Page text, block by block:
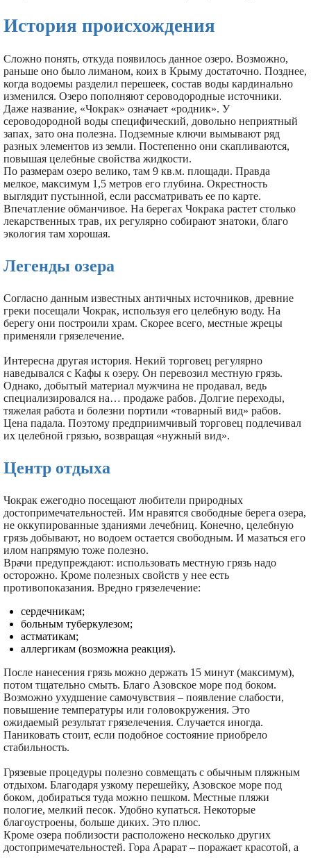
История происхождения
Сложно понять, откуда появилось данное озеро. Возможно,
раньше оно было лиманом, коих в Крыму достаточно. Позднее,
когда водоемы разделил перешеек, состав воды кардинально
изменился. Озеро пополняют сероводородные источники.
Даже название, «Чокрак» означает «родник». У
сероводородной воды специфический, довольно неприятный
запах, зато она полезна. Подземные ключи вымывают ряд
разных элементов из земли. Постепенно они скапливаются,
повышая целебные свойства жидкости.
По размерам озеро велико, там 9 кв.м. площади. Правда
мелкое, максимум 1,5 метров его глубина. Окрестность
выглядит пустынной, если рассматривать ее по карте.
Впечатление обманчивое. На берегах Чокрака растет столько
лекарственных трав, их регулярно собирают знатоки, благо
экология там хорошая.
Легенды озера
Согласно данным известных античных источников, древние
греки посещали Чокрак, используя его целебную воду. На
берегу они построили храм. Скорее всего, местные жрецы
применяли грязелечение.
Интересна другая история. Некий торговец регулярно
наведывался с Кафы к озеру. Он перевозил местную грязь.
Однако, добытый материал мужчина не продавал, ведь
специализировался на… продаже рабов. Долгие переходы,
тяжелая работа и болезни портили «товарный вид» рабов.
Цена падала. Поэтому предприимчивый торговец подлечивал
их целебной грязью, возвращая «нужный вид».
Центр отдыха
Чокрак ежегодно посещают любители природных
достопримечательностей. Им нравятся свободные берега озера,
не оккупированные зданиями лечебниц. Конечно, целебную
грязь добывают, но водоем остается свободным. И мазаться его
илом напрямую тоже полезно.
Врачи предупреждают: использовать местную грязь надо
осторожно. Кроме полезных свойств у нее есть
противопоказания. Вредно грязелечение:
сердечникам;
больным туберкулезом;
астматикам;
аллергикам (возможна реакция).
После нанесения грязь можно держать 15 минут (максимум),
потом тщательно смыть. Благо Азовское море под боком.
Возможно ухудшение самочувствия – появление слабости,
повышение температуры или головокружения. Это
ожидаемый результат грязелечения. Случается иногда.
Паниковать стоит, если подобное состояние приобрело
стабильность.
Грязевые процедуры полезно совмещать с обычным пляжным
отдыхом. Благодаря узкому перешейку, Азовское море под
боком, добираться туда можно пешком. Местные пляжи
пологие, мелкий песок. Удобно купаться. Некоторые
благоустроены, больше диких. Это плюс.
Кроме озера поблизости расположено несколько других
достопримечательностей. Гора Арарат – поражает красотой, а